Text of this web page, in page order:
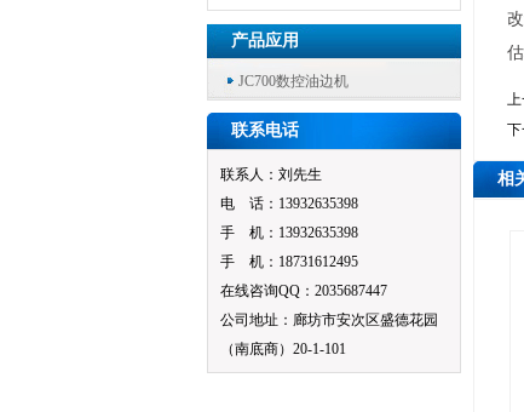
产品应用
JC700数控油边机
联系电话
联系人：刘先生
电 话：13932635398
手 机：13932635398
手 机：18731612495
在线咨询QQ：2035687447
公司地址：廊坊市安次区盛德花园
（南底商）20-1-101
相